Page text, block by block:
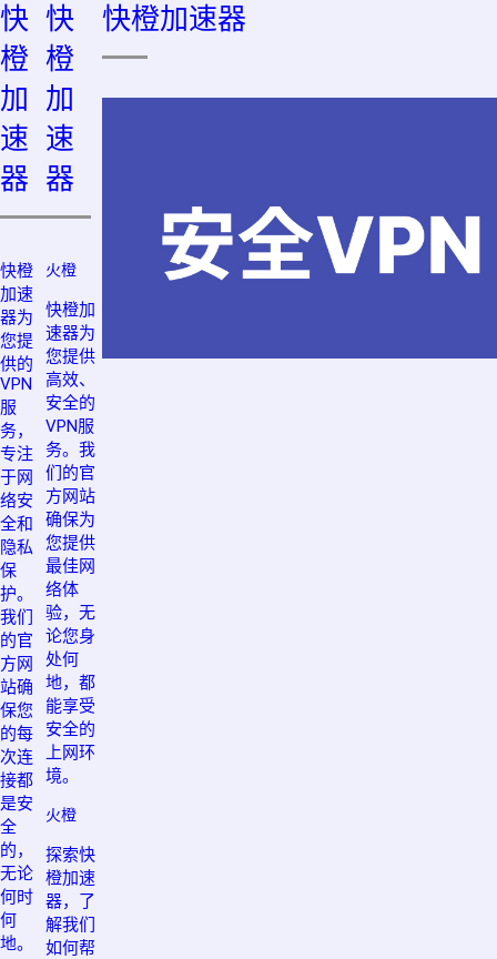
快
橙
加
速
器
快橙
加速
器为
您提
供的
VPN
服
务，
专注
于网
络安
全和
隐私
保
护。
我们
的官
方网
站确
保您
的每
次连
接都
是安
全
的，
无论
何时
何
地。
快
橙
加
速
器
火橙
快橙加
速器为
您提供
高效、
安全的
VPN服
务。我
们的官
方网站
确保为
您提供
最佳网
络体
验，无
论您身
处何
地，都
能享受
安全的
上网环
境。
火橙
探索快
橙加速
器，了
解我们
如何帮
快橙加速器